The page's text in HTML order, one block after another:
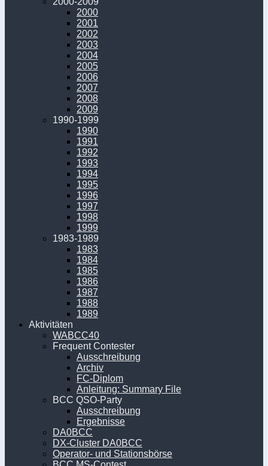
2000
2001
2002
2003
2004
2005
2006
2007
2008
2009
1990-1999
1990
1991
1992
1993
1994
1995
1996
1997
1998
1999
1983-1989
1983
1984
1985
1986
1987
1988
1989
Aktivitäten
WABCC40
Frequent Contester
Ausschreibung
Archiv
FC-Diplom
Anleitung: Summary File
BCC QSO-Party
Ausschreibung
Ergebnisse
DA0BCC
DX-Cluster DA0BCC
Operator- und Stationsbörse